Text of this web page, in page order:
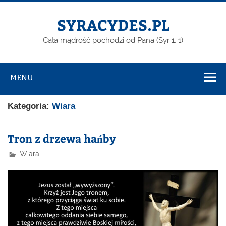
Skip
SYRACYDES.PL
Cała mądrość pochodzi od Pana (Syr 1, 1)
MENU
Kategoria:Wiara
Tron z drzewa hańby
Wiara